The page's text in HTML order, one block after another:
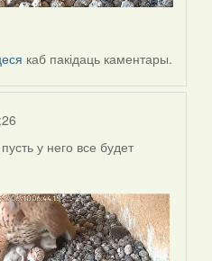
каб пакідаць каментары.
у него все будет